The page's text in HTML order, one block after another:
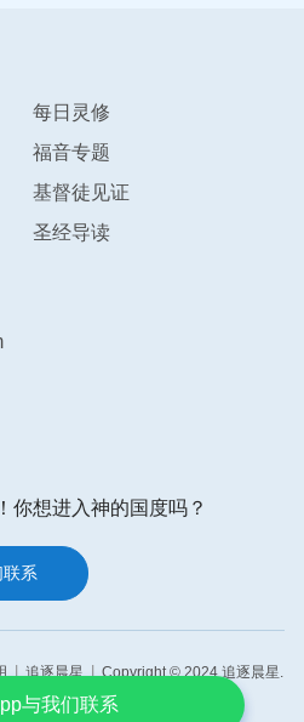
应用程式
每日灵修
福音专题
基督徒见证
圣经导读
你想进入神的国度吗？
系
追逐晨星
Copyright © 2024 追逐晨星.
reserved.